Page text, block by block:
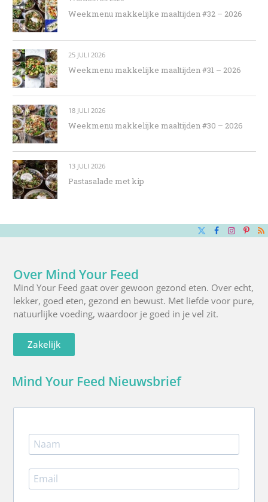
Weekmenu makkelijke maaltijden #32 – 2026
25 JULI 2026
Weekmenu makkelijke maaltijden #31 – 2026
18 JULI 2026
Weekmenu makkelijke maaltijden #30 – 2026
13 JULI 2026
Pastasalade met kip
X
Facebook
Over Mind Your Feed
Mind Your Feed gaat over gewoon gezond eten. Over echt,
lekker, goed eten, gezond en bewust. Met liefde voor pure,
natuurlijke voeding, waardoor je goed in je vel zit.
Zakelijk
Mind Your Feed Nieuwsbrief